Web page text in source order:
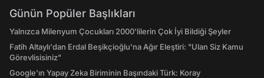
Günün Popüler Başlıkları
Yalnızca Milenyum Çocukları 2000'lilerin Çok İyi Bildiği Şeyler
Fatih Altaylı'dan Erdal Beşikçioğlu'na Ağır Eleştiri: "Ulan Siz Kamu
Görevlisisiniz"
Google'ın Yapay Zeka Biriminin Başındaki Türk: Koray